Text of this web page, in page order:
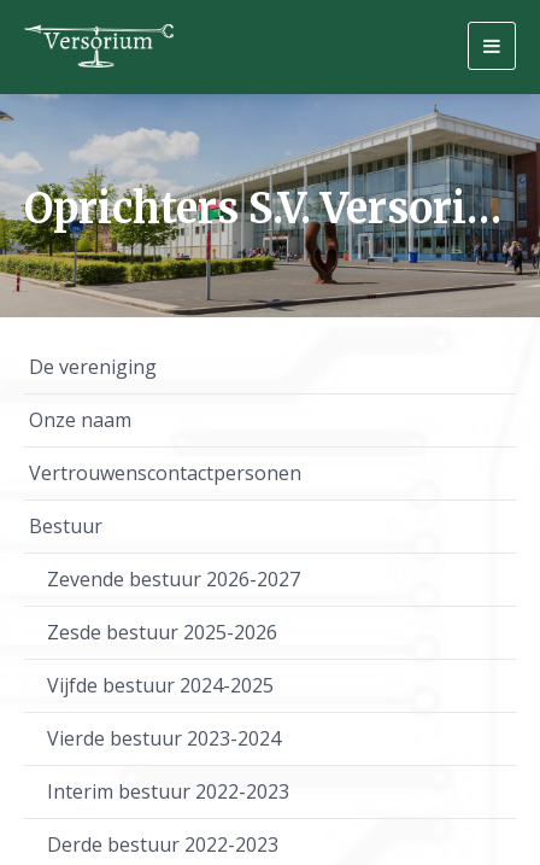
Oprichters S.V. Versorium
De vereniging
Onze naam
Vertrouwenscontactpersonen
Bestuur
Zevende bestuur 2026-2027
Zesde bestuur 2025-2026
Vijfde bestuur 2024-2025
Vierde bestuur 2023-2024
Interim bestuur 2022-2023
Derde bestuur 2022-2023